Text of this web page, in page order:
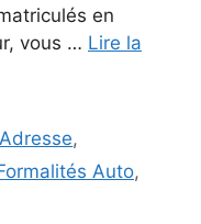
en
vous … Lire la
,
Auto,